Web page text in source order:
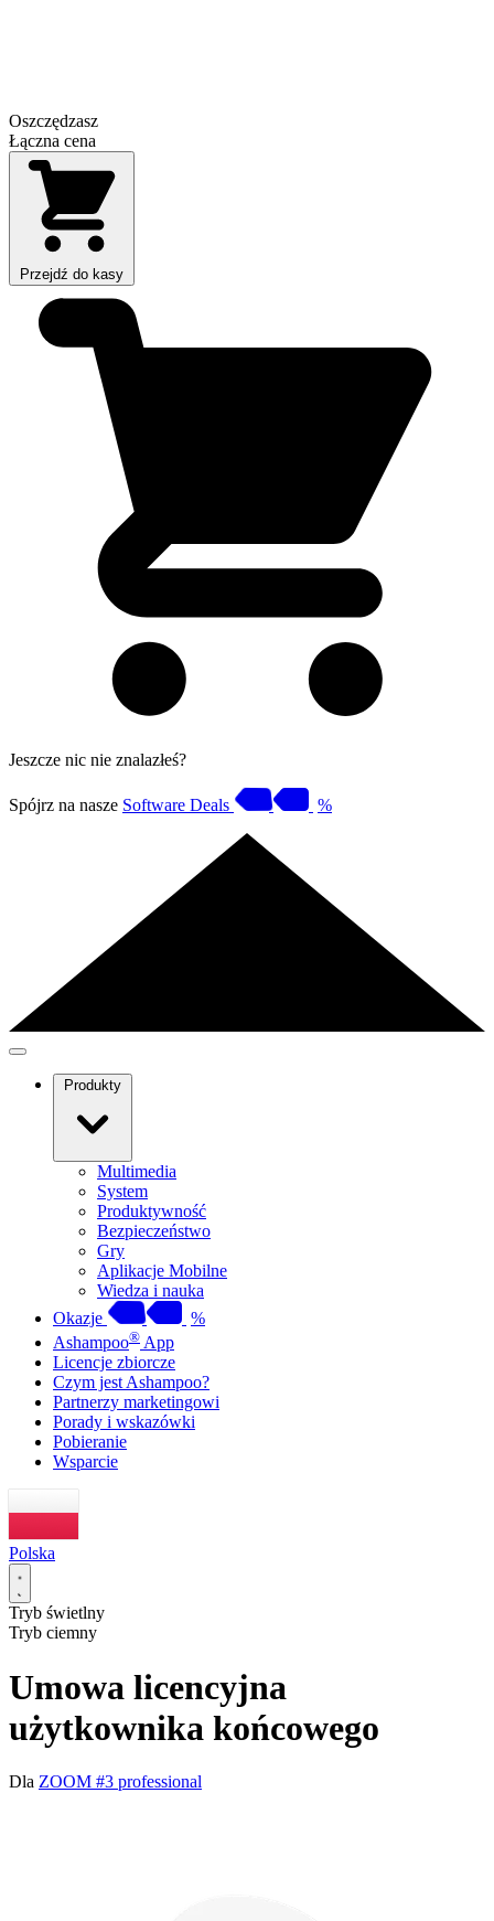
Oszczędzasz
Łączna cena
Przejdź do kasy
Jeszcze nic nie znalazłeś?
Spójrz na nasze Software Deals %
Produkty
Multimedia
System
Produktywność
Bezpieczeństwo
Gry
Aplikacje Mobilne
Wiedza i nauka
Okazje
%
Ashampoo® App
Licencje zbiorcze
Czym jest Ashampoo?
Partnerzy marketingowi
Porady i wskazówki
Pobieranie
Wsparcie
Polska
Tryb świetlny
Tryb ciemny
Umowa licencyjna
użytkownika końcowego
Dla ZOOM #3 professional